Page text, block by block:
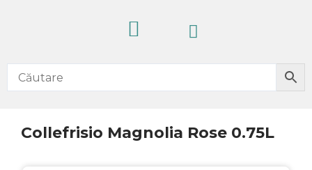
Cart
Collefrisio Magnolia Rose 0.75L